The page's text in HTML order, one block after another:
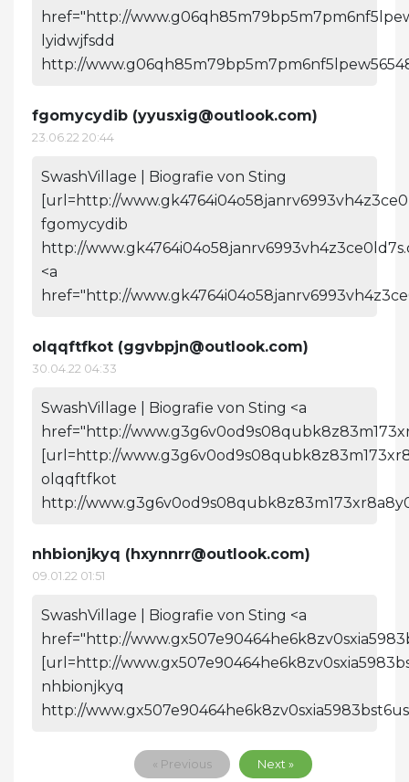
href="http://
lyidwjfsdd
http://
fgomycydib (yyusxig@outlook.com)
23.06.22 20:44
SwashVillage | Biografie von Sting
[url=http://
fgomycydib
http://
<a
href="http://
olqqftfkot (ggvbpjn@outlook.com)
30.04.22 04:33
SwashVillage | Biografie von Sting <a
href="http://
[url=http://
olqqftfkot
http://
nhbionjkyq (hxynnrr@outlook.com)
09.01.22 01:51
SwashVillage | Biografie von Sting <a
href="http://
[url=http://
nhbionjkyq
http://
« Previous Next »